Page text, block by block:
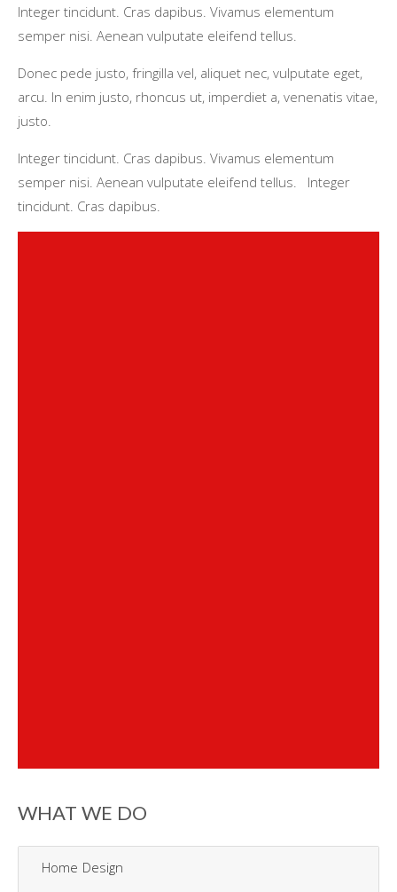
Integer tincidunt. Cras dapibus. Vivamus elementum
semper nisi. Aenean vulputate eleifend tellus.
Donec pede justo, fringilla vel, aliquet nec, vulputate eget,
arcu. In enim justo, rhoncus ut, imperdiet a, venenatis vitae,
justo.
Integer tincidunt. Cras dapibus. Vivamus elementum
semper nisi. Aenean vulputate eleifend tellus. Integer
tincidunt. Cras dapibus.
WHAT WE DO
Home Design